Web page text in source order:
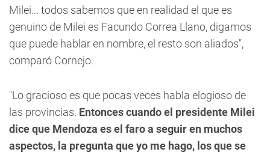
Milei... todos sabemos que en realidad el que es
genuino de Milei es Facundo Correa Llano, digamos
que puede hablar en nombre, el resto son aliados",
comparó Cornejo.
"Lo gracioso es que pocas veces habla elogioso de
las provincias. Entonces cuando el presidente Milei
dice que Mendoza es el faro a seguir en muchos
aspectos, la pregunta que yo me hago, los que se